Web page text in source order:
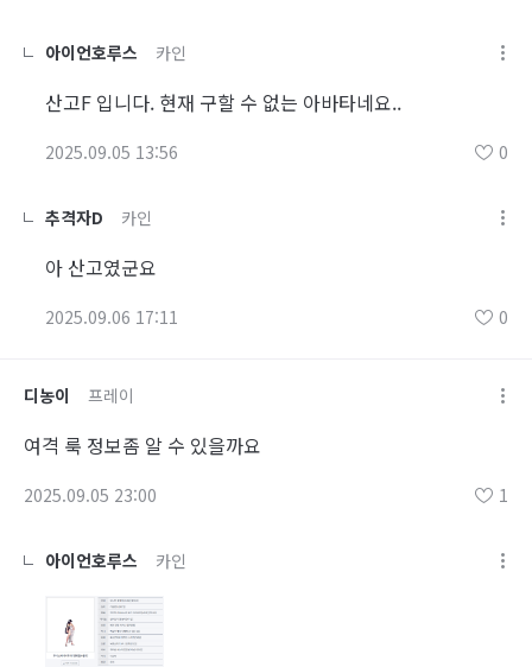
아이언호루스 카인
산고F 입니다. 현재 구할 수 없는 아바타네요..
2025.09.05 13:56 0
추격자D 카인
아 산고였군요
2025.09.06 17:11 0
디농이 프레이
여격 룩 정보좀 알 수 있을까요
2025.09.05 23:00 1
아이언호루스 카인